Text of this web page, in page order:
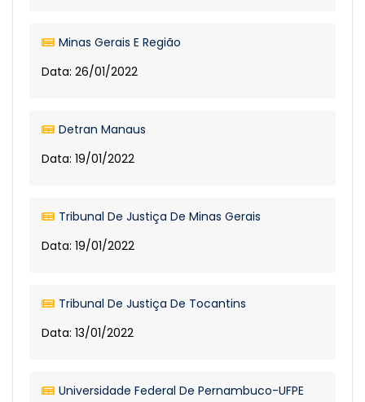
Minas Gerais E Região
Data: 26/01/2022
Detran Manaus
Data: 19/01/2022
Tribunal De Justiça De Minas Gerais
Data: 19/01/2022
Tribunal De Justiça De Tocantins
Data: 13/01/2022
Universidade Federal De Pernambuco-UFPE